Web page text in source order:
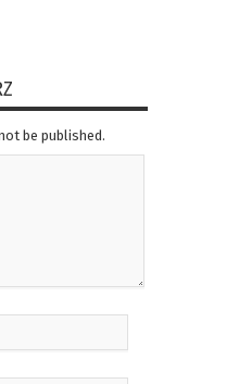
be published.